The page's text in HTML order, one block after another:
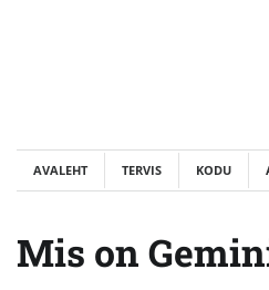
AVALEHT TERVIS KODU
Mis on